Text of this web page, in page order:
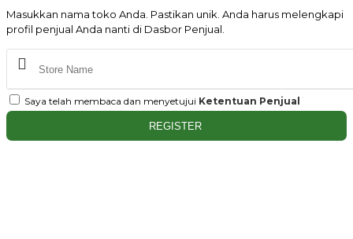
Masukkan nama toko Anda. Pastikan unik. Anda harus melengkapi
profil penjual Anda nanti di Dasbor Penjual.
Saya telah membaca dan menyetujui Ketentuan Penjual
REGISTER